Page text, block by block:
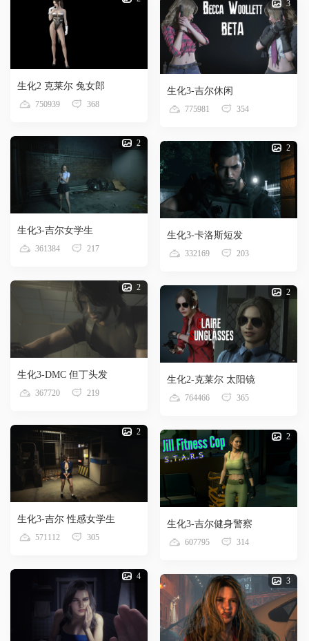
生化2 克莱尔 兔女郎
750939 368
2
生化3-吉尔女学生
361384 217
2
生化3-DMC 但丁头发
367720 219
2
生化3-吉尔 性感女学生
571112 305
4
3
生化3-吉尔休闲
775981 354
2
生化3-卡洛斯短发
332169 203
2
生化2-克莱尔 太阳镜
764466 365
2
生化3-吉尔健身警察
607795 314
3